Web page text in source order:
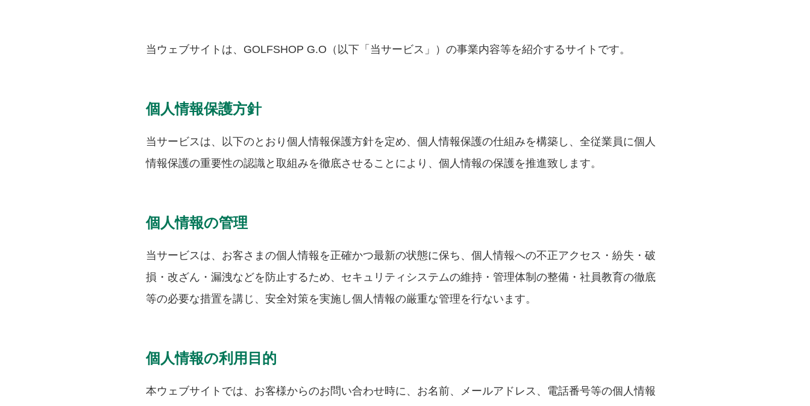
当ウェブサイトは、GOLFSHOP G.O（以下「当サービス」）の事業内容等を紹介するサイトです。
個人情報保護方針
当サービスは、以下のとおり個人情報保護方針を定め、個人情報保護の仕組みを構築し、全従業員に個人
情報保護の重要性の認識と取組みを徹底させることにより、個人情報の保護を推進致します。
個人情報の管理
当サービスは、お客さまの個人情報を正確かつ最新の状態に保ち、個人情報への不正アクセス・紛失・破
損・改ざん・漏洩などを防止するため、セキュリティシステムの維持・管理体制の整備・社員教育の徹底
等の必要な措置を講じ、安全対策を実施し個人情報の厳重な管理を行ないます。
個人情報の利用目的
本ウェブサイトでは、お客様からのお問い合わせ時に、お名前、メールアドレス、電話番号等の個人情報